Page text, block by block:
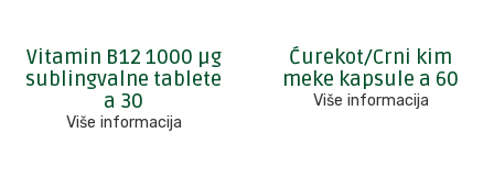
Vitamin B12 1000 µg
sublingvalne tablete
a 30
Više informacija
Ćurekot/Crni kim
meke kapsule a 60
Više informacija